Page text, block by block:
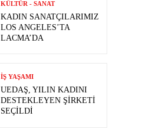
KÜLTÜR - SANAT
KADIN SANATÇILARIMIZ
LOS ANGELES’TA
LACMA’DA
İŞ YAŞAMI
UEDAŞ, YILIN KADINI
DESTEKLEYEN ŞIRKETI
SEÇILDI